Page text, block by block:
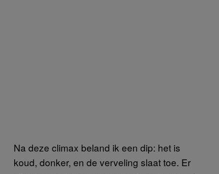
Na deze climax beland ik een dip: het is
koud, donker, en de verveling slaat toe. Er